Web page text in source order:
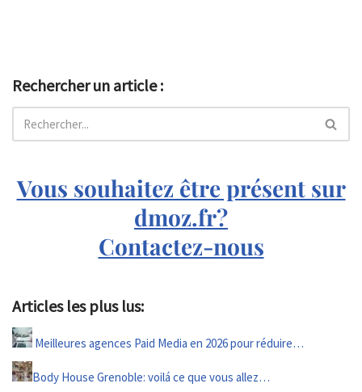
Rechercher un article :
Vous souhaitez être présent sur
dmoz.fr?
Contactez-nous
Articles les plus lus:
Meilleures agences Paid Media en 2026 pour réduire…
Body House Grenoble: voilá ce que vous allez…